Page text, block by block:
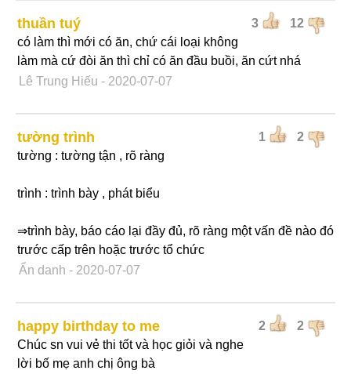
3 12
thuần tuý
có làm thì mới có ăn, chứ cái loại không
làm mà cứ đòi ăn thì chỉ có ăn đầu buồi, ăn cứt nhá
Lê Trung Hiếu - 2020-07-07
1 2
tường trình
tường : tường tận , rõ ràng
trình : trình bày , phát biểu
⇒trình bày, báo cáo lại đầy đủ, rõ ràng một vấn đề nào đó
trước cấp trên hoặc trước tổ chức
Ẩn danh - 2020-07-07
2 2
happy birthday to me
Chúc sn vui vẻ thi tốt và học giỏi và nghe
lời bố mẹ anh chị ông bà